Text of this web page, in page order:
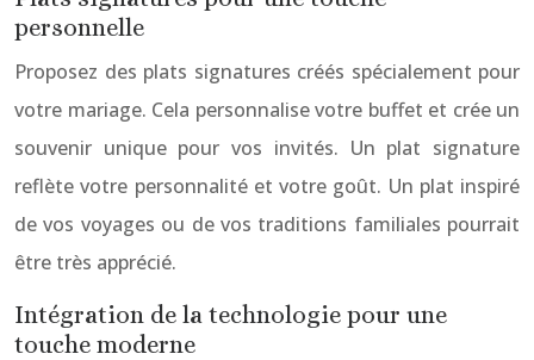
personnelle
Proposez des plats signatures créés spécialement pour
votre mariage. Cela personnalise votre buffet et crée un
souvenir unique pour vos invités. Un plat signature
reflète votre personnalité et votre goût. Un plat inspiré
de vos voyages ou de vos traditions familiales pourrait
être très apprécié.
Intégration de la technologie pour une
touche moderne